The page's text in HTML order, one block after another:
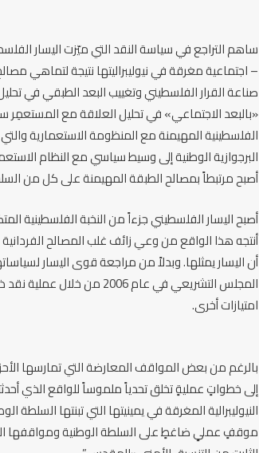
ساهم التراجع في سياسة النقد التي ميّزت اليسار
– اجتماعية مغرقة في نيوليبراليتها نتيجة لتماهي
صناعة القرار الفلسطيني وتغييب البعد الطبقي في
«بالبعد الاجتماعي» في تحليل العلاقة مع المستعمِر
الفلسطينية المهيمنة مع المنظومة الاستعمارية
البرجوازية الوطنية إلى وسيط سياسي مع النظام
أصبح مرتبطاً بمصالح الطبقة المهيمنة على كل من
أصبح اليسار الفلسطيني جزءاً من النخبة الفلسطينية
أنتجه هذا الواقع من وعي زائف غلب المصالح
أن اليسار يمثلها. وبدلاً من مراجعة قوى اليسار
المجلس التشريعي في عام
امتيازات أخرى.
بالرغم من بعض المواقف المعارضة التي تمارسها
إلى خطواتٍ عمليةٍ تخلق تحدياً ملموساً للواقع الذي
النيوليبرالية المغرقة في يمينيتها التي تبنتها
موقفٍ عمليٍ ضاغطٍ على السلطة الوطنية ومواقفها